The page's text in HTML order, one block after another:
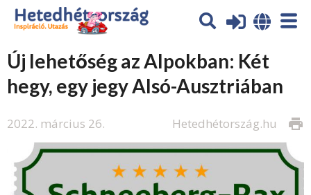
Új lehetőség az Alpokban: Két
hegy, egy jegy Alsó-Ausztriában
2022. március 26. print
Hetedhétország.hu